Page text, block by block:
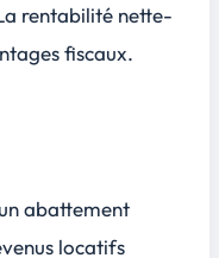
rentabilité nette-
fiscaux.
abattement
locatifs